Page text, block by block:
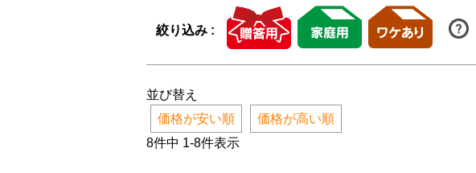
絞り込み :
並び替え
価格が安い順
価格が高い順
8件中 1-8件表示